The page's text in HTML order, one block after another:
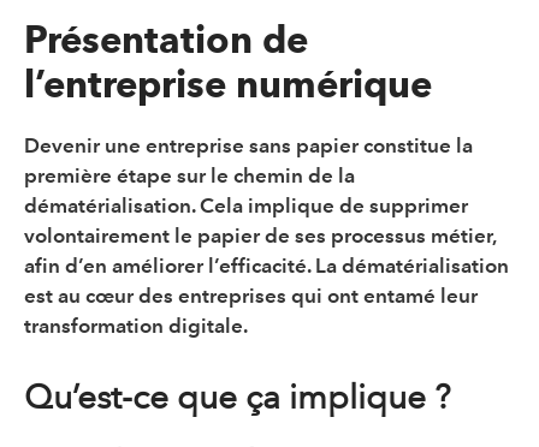
Présentation de
l’entreprise numérique
Devenir une entreprise sans papier constitue la
première étape sur le chemin de la
dématérialisation. Cela implique de supprimer
volontairement le papier de ses processus métier,
afin d’en améliorer l’efficacité. La dématérialisation
est au cœur des entreprises qui ont entamé leur
transformation digitale.
Qu’est-ce que ça implique ?